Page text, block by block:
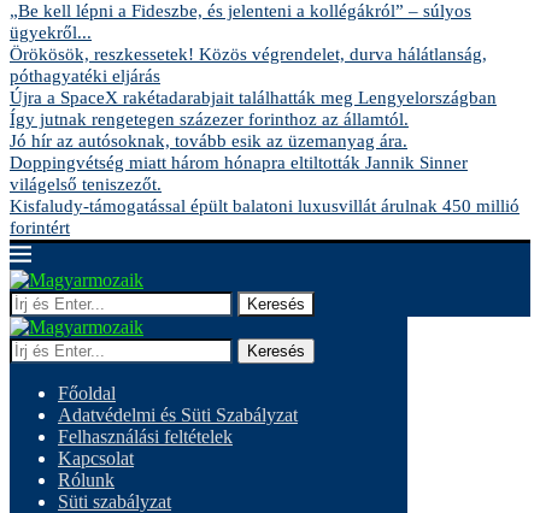
„Be kell lépni a Fideszbe, és jelenteni a kollégákról” – súlyos
ügyekről...
Örökösök, reszkessetek! Közös végrendelet, durva hálátlanság,
póthagyatéki eljárás
Újra a SpaceX rakétadarabjait találhatták meg Lengyelországban
Így jutnak rengetegen százezer forinthoz az államtól.
Jó hír az autósoknak, tovább esik az üzemanyag ára.
Doppingvétség miatt három hónapra eltiltották Jannik Sinner
világelső teniszezőt.
Kisfaludy-támogatással épült balatoni luxusvillát árulnak 450 millió
forintért
Keresés
Keresés
Főoldal
Adatvédelmi és Süti Szabályzat
Felhasználási feltételek
Kapcsolat
Rólunk
Süti szabályzat